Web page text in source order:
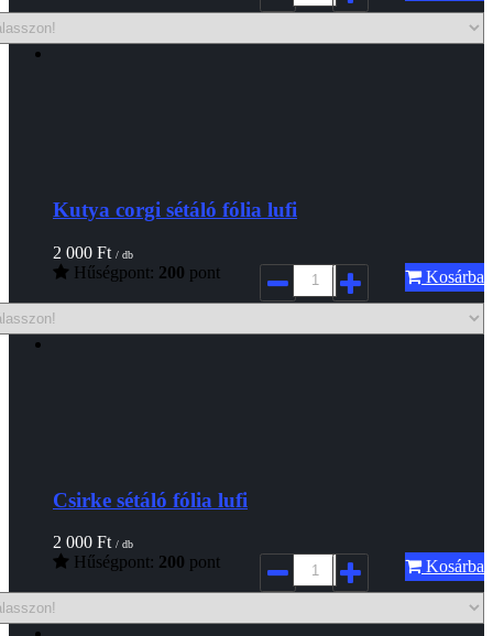
Kutya corgi sétáló fólia lufi
2 000 Ft / db
Hűségpont: 200 pont Kosárba
Csirke sétáló fólia lufi
2 000 Ft / db
Hűségpont: 200 pont Kosárba